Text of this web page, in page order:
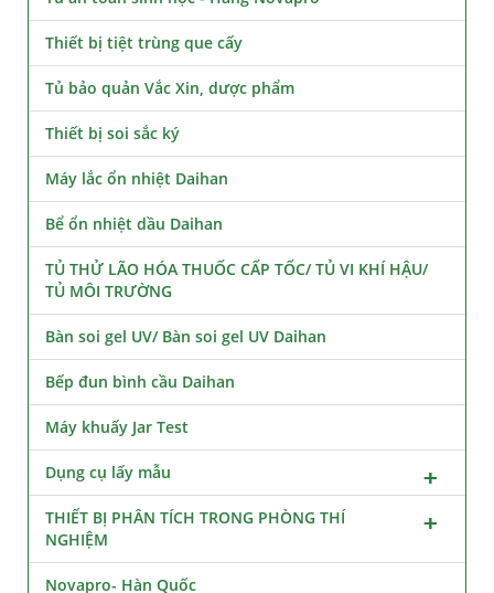
Thiết bị tiệt trùng que cấy
Tủ bảo quản Vắc Xin, dược phẩm
Thiết bị soi sắc ký
Máy lắc ổn nhiệt Daihan
Bể ổn nhiệt dầu Daihan
TỦ THỬ LÃO HÓA THUỐC CẤP TỐC/ TỦ VI KHÍ HẬU/
TỦ MÔI TRƯỜNG
Bàn soi gel UV/ Bàn soi gel UV Daihan
Bếp đun bình cầu Daihan
Máy khuấy Jar Test
Dụng cụ lấy mẫu
THIẾT BỊ PHÂN TÍCH TRONG PHÒNG THÍ
NGHIỆM
Novapro- Hàn Quốc